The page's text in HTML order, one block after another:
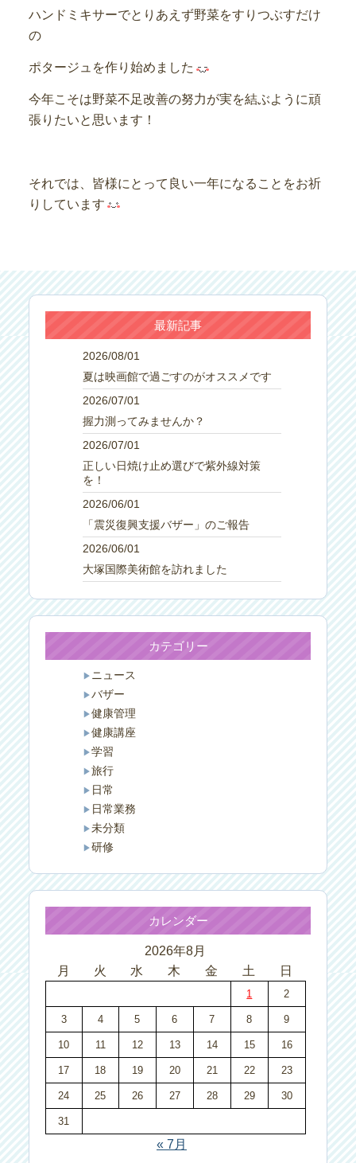
ハンドミキサーでとりあえず野菜をすりつぶすだけ
の
ポタージュを作り始めました
今年こそは野菜不足改善の努力が実を結ぶように頑
張りたいと思います！
それでは、皆様にとって良い一年になることをお祈
りしています
最新記事
2026/08/01
夏は映画館で過ごすのがオススメです
2026/07/01
握力測ってみませんか？
2026/07/01
正しい日焼け止め選びで紫外線対策
を！
2026/06/01
「震災復興支援バザー」のご報告
2026/06/01
大塚国際美術館を訪れました
カテゴリー
ニュース
バザー
健康管理
健康講座
学習
旅行
日常
日常業務
未分類
研修
カレンダー
2026年8月
月
火 水 木 金 土 日
1 2
3 4 5 6 7 8 9
10 11 12 13 14 15 16
17 18 19 20 21 22 23
24 25 26 27 28 29 30
31
« 7月